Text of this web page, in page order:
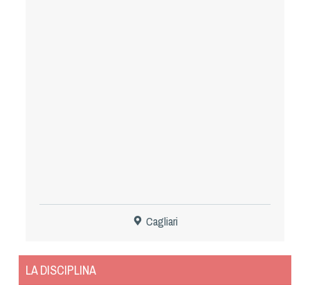
Cagliari
LA DISCIPLINA
Cinofilia Sportiva
DiscDog